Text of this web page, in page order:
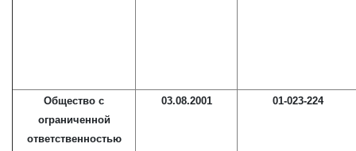
Общество с
ограниченной
ответственностью
03.08.2001 01-023-224